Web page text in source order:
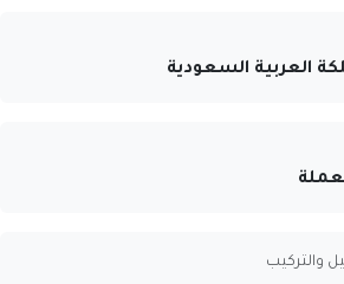
العربية السعودية
والتركيب